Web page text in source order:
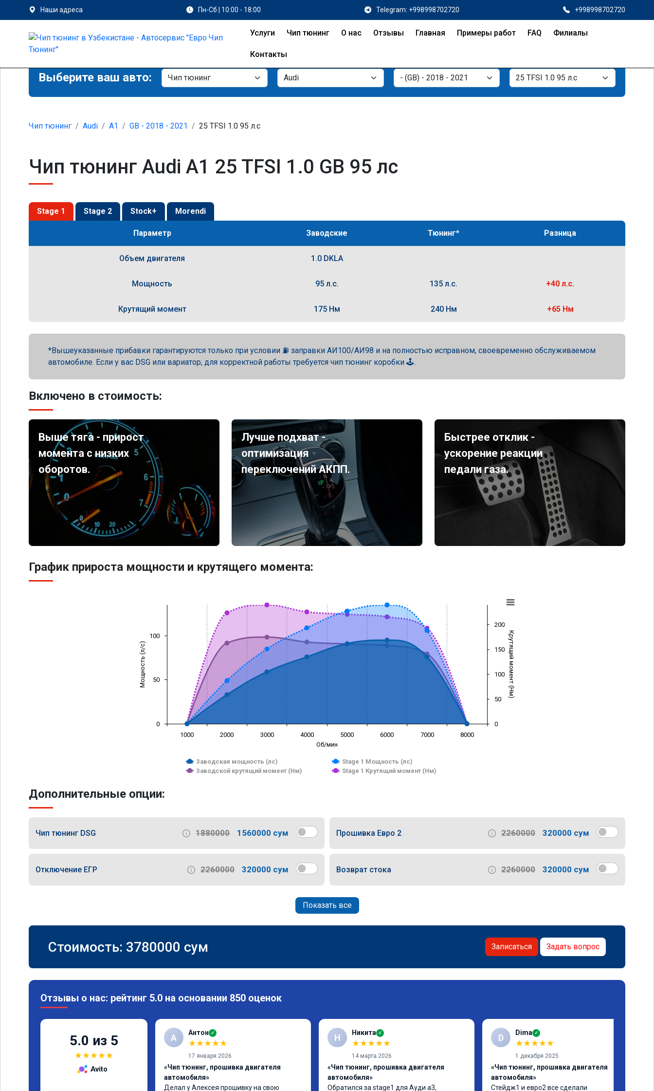
Наши адреса Пн-Сб | 10:00 - 18:00 Telegram: +998998702720 +998998702720
Услуги Чип тюнинг О нас Отзывы Главная Примеры работ FAQ Филиалы
Контакты
Выберите ваш авто:
Чип тюнинг Audi A1 GB - 2018 - 2021 25 TFSI 1.0 95 л.с
Чип тюнинг Audi A1 25 TFSI 1.0 GB 95 лс
Stage 1 Stage 2 Stock+ Morendi
Параметр Заводские Тюнинг* Разница
Объем двигателя 1.0 DKLA
Мощность 95 л.с. 135 л.с. +40 л.с.
Крутящий момент 175 Нм 240 Нм +65 Нм
Вышеуказанные прибавки гарантируются только при условии ⛽ заправки АИ100/АИ98 и на полностью исправном, своевременно обслуживаемом
автомобиле. Если у вас DSG или вариатор, для корректной работы требуется чип тюнинг коробки 🕹️.
Включено в стоимость:
Выше тяга - прирост
момента с низких
оборотов.
Лучше подхват -
оптимизация
переключений АКПП.
Быстрее отклик -
ускорение реакции
педали газа.
График прироста мощности и крутящего момента:
Об/мин
Мощность (л/с) Крутящий момент (Нм)
Заводская мощность (лс)
Stage 1 Мощность (лс)
Заводской крутящий момент (Нм)
Stage 1 Крутящий момент (Нм)
1000 2000 3000 4000 5000 6000 7000 8000
0
50
100
0
50
100
150
200
Дополнительные опции:
Чип тюнинг DSG 1880000 1560000 сум Прошивка Евро 2 2260000 320000 сум
Отключение ЕГР 2260000 320000 сум Возврат стока 2260000 320000 сум
Показать все
Стоимость: 3780000 сум Записаться Задать вопрос
Отзывы о нас: рейтинг 5.0 на основании 850 оценок
5.0 из 5
★★★★★
Avito
А Антон ✓
★★★★★
17 января 2026
«Чип тюнинг, прошивка двигателя
автомобиля»
Делал у Алексея прошивку на свою
Н Никита ✓
★★★★★
14 марта 2026
«Чип тюнинг, прошивка двигателя
автомобиля»
Обратился за stage1 для Ауди а3,
D Dima ✓
★★★★★
1 декабря 2025
«Чип тюнинг, прошивка двигателя
автомобиля»
Стейдж1 и евро2 все сделали